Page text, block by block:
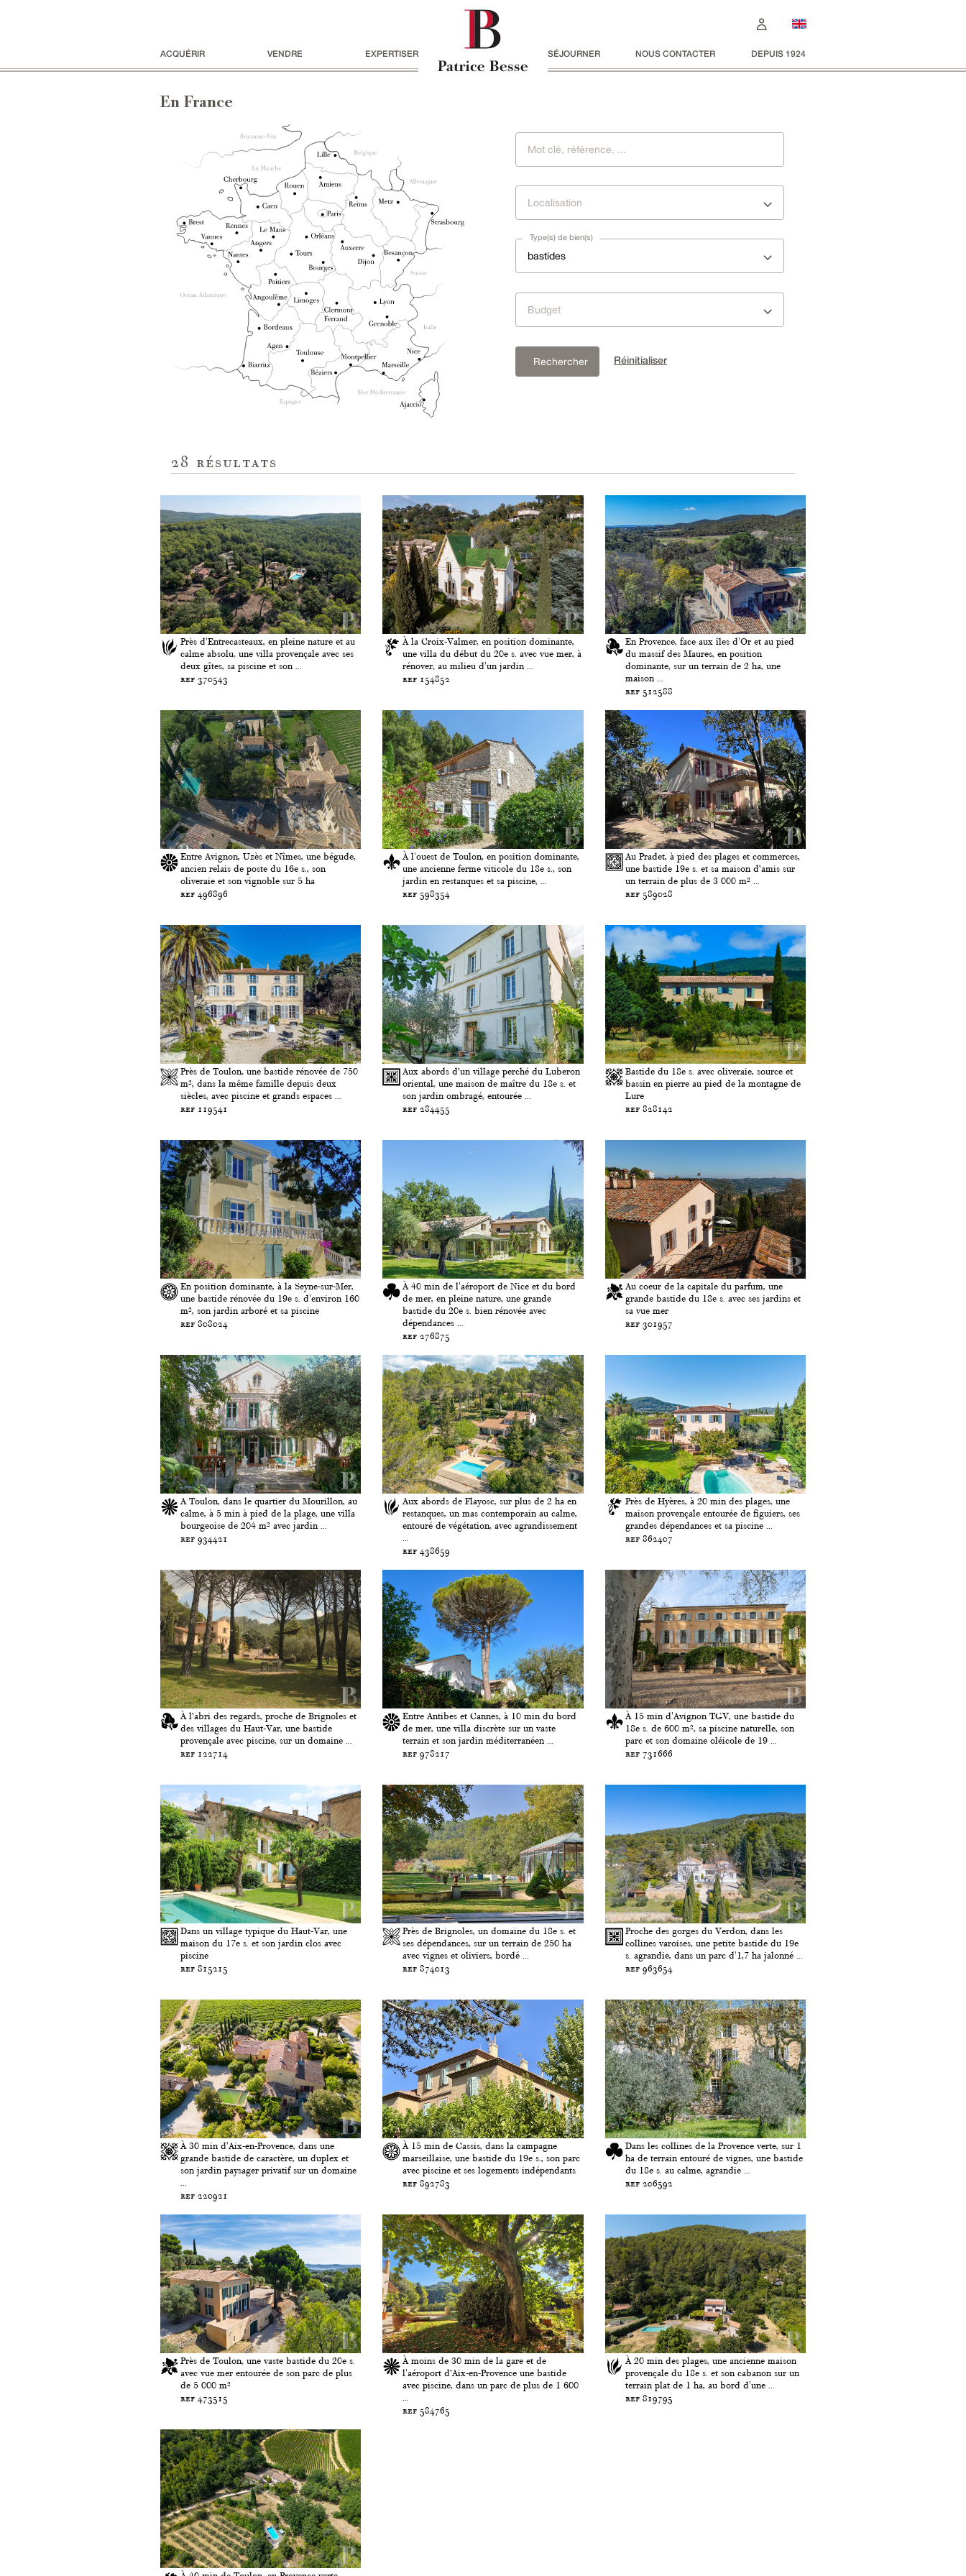
ACQUÉRIR VENDRE EXPERTISER SÉJOURNER NOUS CONTACTER DEPUIS 1924
En France
Localisation
Type(s) de bien(s)
bastides
Budget
Rechercher Réinitialiser
28 résultats
Près d'Entrecasteaux, en pleine nature et au
calme absolu, une villa provençale avec ses
deux gîtes, sa piscine et son ...
ref 370543
À la Croix-Valmer, en position dominante,
une villa du début du 20e s. avec vue mer, à
rénover, au milieu d'un jardin ...
ref 154852
En Provence, face aux îles d'Or et au pied
du massif des Maures, en position
dominante, sur un terrain de 2 ha, une
maison ...
ref 512588
Entre Avignon, Uzès et Nîmes, une bégude,
ancien relais de poste du 16e s., son
oliveraie et son vignoble sur 5 ha
ref 496896
À l'ouest de Toulon, en position dominante,
une ancienne ferme viticole du 18e s., son
jardin en restanques et sa piscine, ...
ref 598354
Au Pradet, à pied des plages et commerces,
une bastide 19e s. et sa maison d’amis sur
un terrain de plus de 3 000 m² ...
ref 589028
Près de Toulon, une bastide rénovée de 750
m², dans la même famille depuis deux
siècles, avec piscine et grands espaces ...
ref 119541
Aux abords d’un village perché du Luberon
oriental, une maison de maître du 18e s. et
son jardin ombragé, entourée ...
ref 284455
Bastide du 18e s. avec oliveraie, source et
bassin en pierre au pied de la montagne de
Lure
ref 828142
En position dominante, à la Seyne-sur-Mer,
une bastide rénovée du 19e s. d'environ 160
m², son jardin arboré et sa piscine
ref 808024
À 40 min de l'aéroport de Nice et du bord
de mer, en pleine nature, une grande
bastide du 20e s. bien rénovée avec
dépendances ...
ref 276875
Au coeur de la capitale du parfum, une
grande bastide du 18e s. avec ses jardins et
sa vue mer
ref 301957
A Toulon, dans le quartier du Mourillon, au
calme, à 5 min à pied de la plage, une villa
bourgeoise de 204 m² avec jardin ...
ref 934421
Aux abords de Flayosc, sur plus de 2 ha en
restanques, un mas contemporain au calme,
entouré de végétation, avec agrandissement
ref 438659
Près de Hyères, à 20 min des plages, une
maison provençale entourée de figuiers, ses
grandes dépendances et sa piscine ...
ref 862407
À l’abri des regards, proche de Brignoles et
des villages du Haut-Var, une bastide
provençale avec piscine, sur un domaine ...
ref 122714
Entre Antibes et Cannes, à 10 min du bord
de mer, une villa discrète sur un vaste
terrain et son jardin méditerranéen ...
ref 978217
À 15 min d'Avignon TGV, une bastide du
18e s. de 600 m², sa piscine naturelle, son
parc et son domaine oléicole de 19 ...
ref 731666
Dans un village typique du Haut-Var, une
maison du 17e s. et son jardin clos avec
piscine
ref 815215
Près de Brignoles, un domaine du 18e s. et
ses dépendances, sur un terrain de 250 ha
avec vignes et oliviers, bordé ...
ref 874013
Proche des gorges du Verdon, dans les
collines varoises, une petite bastide du 19e
s. agrandie, dans un parc d'1,7 ha jalonné ...
ref 963654
À 30 min d'Aix-en-Provence, dans une
grande bastide de caractère, un duplex et
son jardin paysager privatif sur un domaine
ref 220921
À 15 min de Cassis, dans la campagne
marseillaise, une bastide du 19e s., son parc
avec piscine et ses logements indépendants
ref 892783
Dans les collines de la Provence verte, sur 1
ha de terrain entouré de vignes, une bastide
du 18e s. au calme, agrandie ...
ref 206592
Près de Toulon, une vaste bastide du 20e s.
avec vue mer entourée de son parc de plus
de 5 000 m²
ref 473515
À moins de 30 min de la gare et de
l'aéroport d’Aix-en-Provence une bastide
avec piscine, dans un parc de plus de 1 600
ref 584765
À 20 min des plages, une ancienne maison
provençale du 18e s. et son cabanon sur un
terrain plat de 1 ha, au bord d'une ...
ref 819795